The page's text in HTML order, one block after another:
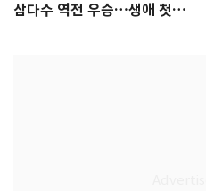
삼다수 역전 우승…생애 첫승